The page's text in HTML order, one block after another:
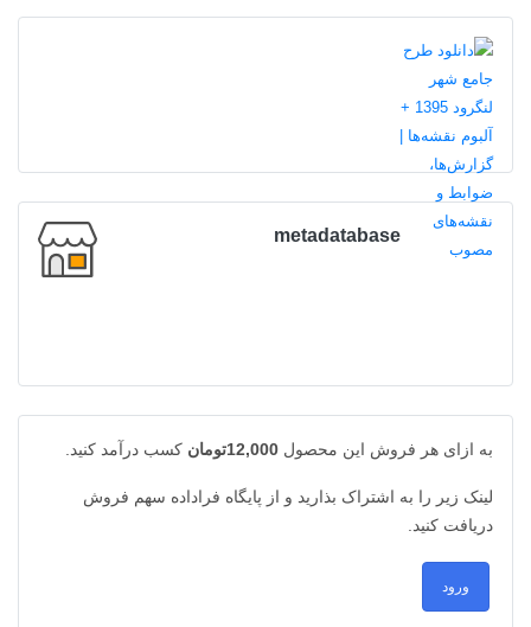
metadatabase
به ازای هر فروش این محصول 12,000تومان کسب درآمد کنید.
لینک زیر را به اشتراک بذارید و از پایگاه فراداده سهم فروش
دریافت کنید.
ورود